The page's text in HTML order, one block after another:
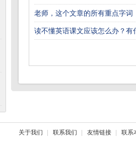
老师，这个文章的所有重点字词
读不懂英语课文应该怎么办？有
关于我们 联系我们 友情链接 联系